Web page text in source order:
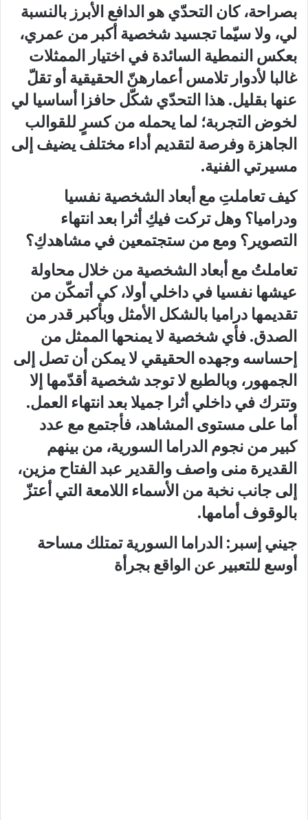
بصراحة، كان التحدّي هو الدافع الأبرز بالنسبة
لي، ولا سيّما تجسيد شخصية أكبر من عمري،
بعكس النمطية السائدة في اختيار الممثلات
غالبا لأدوار تلامس أعمارهنّ الحقيقية أو تقلّ
عنها بقليل. هذا التحدّي شكّل حافزا أساسيا لي
لخوض التجربة؛ لما يحمله من كسرٍ للقوالب
الجاهزة وفرصة لتقديم أداء مختلف يضيف إلى
مسيرتي الفنية.
كيف تعاملتِ مع أبعاد الشخصية نفسيا
ودراميا؟ وهل تركت فيكِ أثرا بعد انتهاء
التصوير؟ ومع من ستجتمعين في مشاهدكِ؟
تعاملتُ مع أبعاد الشخصية من خلال محاولة
عيشها نفسيا في داخلي أولا، كي أتمكّن من
تقديمها دراميا بالشكل الأمثل وبأكبر قدر من
الصدق. فأي شخصية لا يمنحها الممثل من
إحساسه وجهده الحقيقي لا يمكن أن تصل إلى
الجمهور، وبالطبع لا توجد شخصية أقدّمها إلا
وتترك في داخلي أثرا جميلا بعد انتهاء العمل.
أما على مستوى المشاهد، فأجتمع مع عدد
كبير من نجوم الدراما السورية، من بينهم
القديرة منى واصف والقدير عبد الفتاح مزين،
إلى جانب نخبة من الأسماء اللامعة التي أعتزّ
بالوقوف أمامها.
جيني إسبر: الدراما السورية تمتلك مساحة
أوسع للتعبير عن الواقع بجرأة